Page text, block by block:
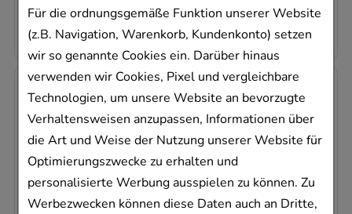
Für die ordnungsgemäße Funktion unserer Website
(z.B. Navigation, Warenkorb, Kundenkonto) setzen
wir so genannte Cookies ein. Darüber hinaus
verwenden wir Cookies, Pixel und vergleichbare
Technologien, um unsere Website an bevorzugte
Verhaltensweisen anzupassen, Informationen über
die Art und Weise der Nutzung unserer Website für
Optimierungszwecke zu erhalten und
personalisierte Werbung ausspielen zu können. Zu
Werbezwecken können diese Daten auch an Dritte,
17,03 €¹
0,30 €pro 1 Stk
LOSARTAN Atid 25 mg Filmtabletten